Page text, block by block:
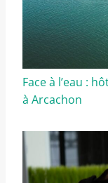
Face à l’eau :
à Arcachon